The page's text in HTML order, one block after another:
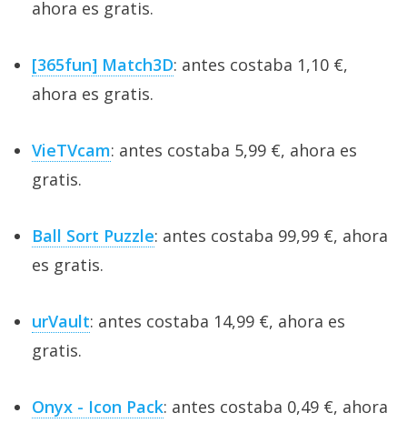
ahora es gratis.
[365fun] Match3D: antes costaba 1,10 €,
ahora es gratis.
VieTVcam: antes costaba 5,99 €, ahora es
gratis.
Ball Sort Puzzle: antes costaba 99,99 €, ahora
es gratis.
urVault: antes costaba 14,99 €, ahora es
gratis.
Onyx - Icon Pack: antes costaba 0,49 €, ahora